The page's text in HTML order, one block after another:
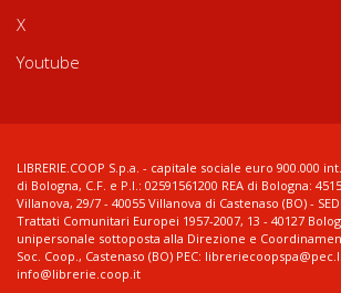
X
Youtube
LIBRERIE.COOP S.p.a. - capitale sociale euro 900.000
di Bologna, C.F. e P.I.: 02591561200 REA di Bologna:
Villanova, 29/7 - 40055 Villanova di Castenaso (BO) -
Trattati Comunitari Europei 1957-2007, 13 - 40127
unipersonale sottoposta alla Direzione e
Soc. Coop., Castenaso (BO) PEC:
info@librerie.coop.it